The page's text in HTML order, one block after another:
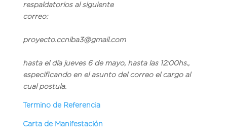
respaldatorios al siguiente
correo:
proyecto.ccniba3@gmail.com
hasta el día jueves 6 de mayo, hasta las 12:00hs.,
especificando en el asunto del correo el cargo al
cual postula.
Termino de Referencia
Carta de Manifestación